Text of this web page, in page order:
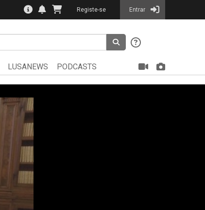
Registe-se Entrar
LUSANEWS PODCASTS